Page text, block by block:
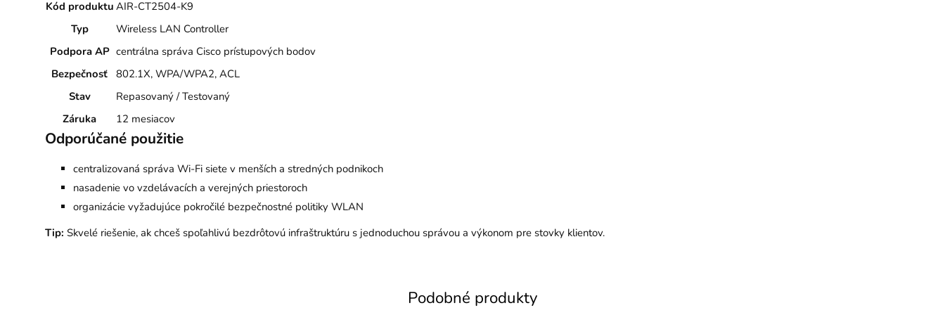
Kód produktu AIR-CT2504-K9
Typ
Wireless LAN Controller
Podpora AP centrálna správa Cisco prístupových bodov
Bezpečnosť 802.1X, WPA/WPA2, ACL
Stav
Repasovaný / Testovaný
Záruka
12 mesiacov
Odporúčané použitie
centralizovaná správa Wi-Fi siete v menších a stredných podnikoch
nasadenie vo vzdelávacích a verejných priestoroch
organizácie vyžadujúce pokročilé bezpečnostné politiky WLAN
Tip: Skvelé riešenie, ak chceš spoľahlivú bezdrôtovú infraštruktúru s jednoduchou správou a výkonom pre stovky klientov.
Podobné produkty